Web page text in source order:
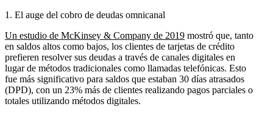
1. El auge del cobro de deudas omnicanal
Un estudio de McKinsey & Company de 2019 mostró que, tanto
en saldos altos como bajos, los clientes de tarjetas de crédito
prefieren resolver sus deudas a través de canales digitales en
lugar de métodos tradicionales como llamadas telefónicas. Esto
fue más significativo para saldos que estaban 30 días atrasados
(DPD), con un 23% más de clientes realizando pagos parciales o
totales utilizando métodos digitales.